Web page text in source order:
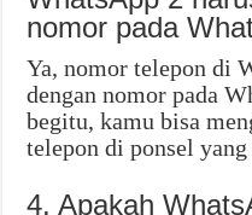
nomor pada
Ya, nomor telepon di
dengan nomor pada
begitu, kamu bisa
telepon di ponsel yang
4. Apakah